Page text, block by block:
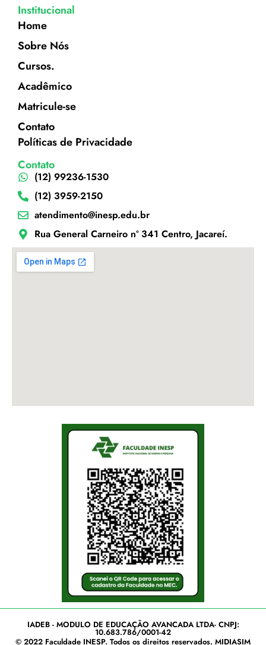
Institucional
Home
Sobre Nós
Cursos.
Acadêmico
Matricule-se
Contato
Políticas de Privacidade
Contato
(12) 99236-1530
(12) 3959-2150
atendimento@inesp.edu.br
Rua General Carneiro nº 341 Centro, Jacareí.
© 2022 Faculdade INESP. Todos os direitos reservados. MIDIASIM
IADEB - MODULO DE EDUCAÇÃO AVANCADA LTDA- CNPJ:
10.683.786/0001-42